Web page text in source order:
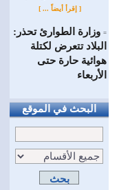
[ إقرأ أيضاً ... ]
= وزارة الطوارئ تحذر:
البلاد تتعرض لكتلة
هوائية حارة حتى
الأربعاء
البحث في الموقع